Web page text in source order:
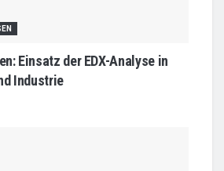
Einsatz der EDX-Analyse in
Industrie